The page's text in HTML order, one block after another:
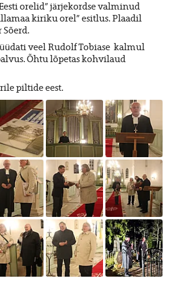
orelid” järjekordse valminud
kiriku orel” esitlus. Plaadil
veel Rudolf Tobiase kalmul
Õhtu lõpetas kohvilaud
piltide eest.